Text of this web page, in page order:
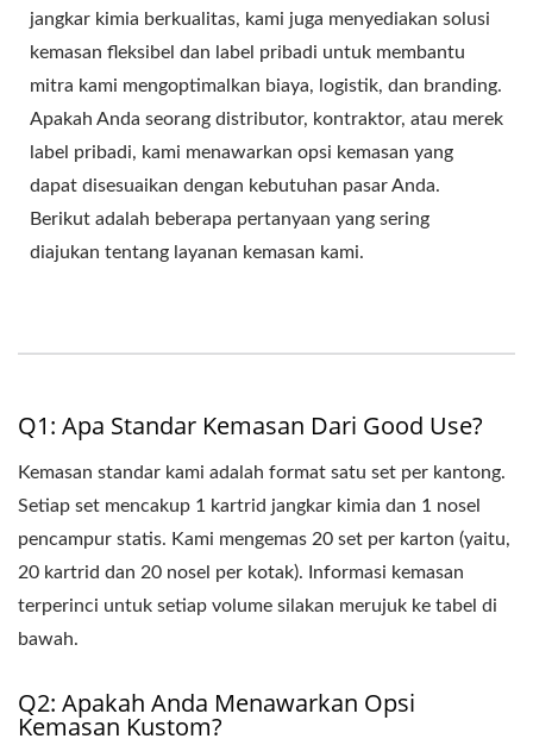
jangkar kimia berkualitas, kami juga menyediakan solusi
kemasan fleksibel dan label pribadi untuk membantu
mitra kami mengoptimalkan biaya, logistik, dan branding.
Apakah Anda seorang distributor, kontraktor, atau merek
label pribadi, kami menawarkan opsi kemasan yang
dapat disesuaikan dengan kebutuhan pasar Anda.
Berikut adalah beberapa pertanyaan yang sering
diajukan tentang layanan kemasan kami.
Q1: Apa Standar Kemasan Dari Good Use?
Kemasan standar kami adalah format satu set per kantong.
Setiap set mencakup 1 kartrid jangkar kimia dan 1 nosel
pencampur statis. Kami mengemas 20 set per karton (yaitu,
20 kartrid dan 20 nosel per kotak). Informasi kemasan
terperinci untuk setiap volume silakan merujuk ke tabel di
bawah.
Q2: Apakah Anda Menawarkan Opsi
Kemasan Kustom?